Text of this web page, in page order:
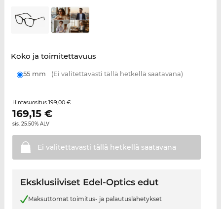
Koko ja toimitettavuus
55 mm (Ei valitettavasti tällä hetkellä saatavana)
Hintasuositus 199,00 €
169,15€
sis. 25.50% ALV
Ei valitettavasti tällä hetkellä saatavana
Eksklusiiviset Edel-Optics edut
Maksuttomat toimitus- ja palautuslähetykset